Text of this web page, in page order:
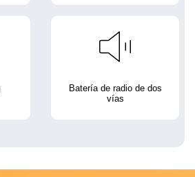
Batería de radio de dos
vías